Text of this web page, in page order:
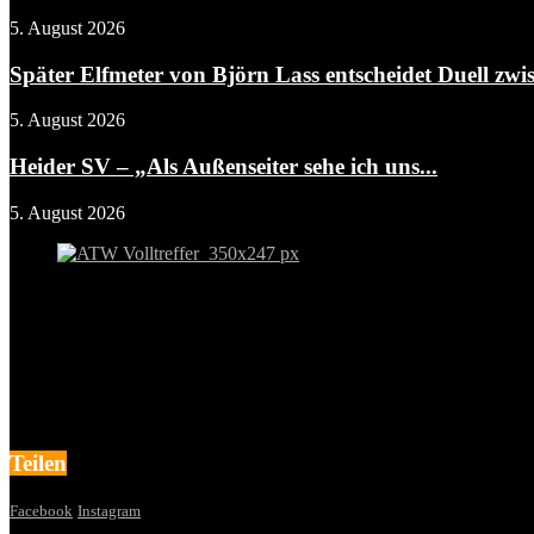
5. August 2026
Später Elfmeter von Björn Lass entscheidet Duell
5. August 2026
Heider SV – „Als Außenseiter sehe ich uns...
5. August 2026
Teilen
Facebook Instagram